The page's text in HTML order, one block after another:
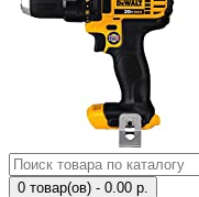
0 товар(ов) - 0.00 р.